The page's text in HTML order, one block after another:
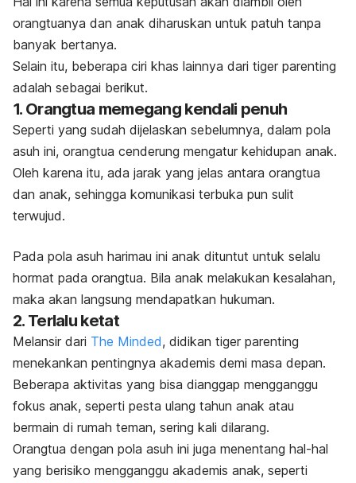
orangtuanya dan anak diharuskan untuk patuh tanpa
banyak bertanya.
Selain itu, beberapa ciri khas lainnya dari tiger parenting
adalah sebagai berikut.
1. Orangtua memegang kendali penuh
Seperti yang sudah dijelaskan sebelumnya, dalam pola
asuh ini, orangtua cenderung mengatur kehidupan anak.
Oleh karena itu, ada jarak yang jelas antara orangtua
dan anak, sehingga komunikasi terbuka pun sulit
terwujud.
Pada pola asuh harimau ini anak dituntut untuk selalu
hormat pada orangtua. Bila anak melakukan kesalahan,
maka akan langsung mendapatkan hukuman.
2. Terlalu ketat
Melansir dari The Minded, didikan tiger parenting
menekankan pentingnya akademis demi masa depan.
Beberapa aktivitas yang bisa dianggap mengganggu
fokus anak, seperti pesta ulang tahun anak atau
bermain di rumah teman, sering kali dilarang.
Orangtua dengan pola asuh ini juga menentang hal-hal
yang berisiko mengganggu akademis anak, seperti